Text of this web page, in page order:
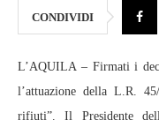
CONDIVIDI
L’AQUILA – Firmati i
l’attuazione della L.R.
rifiuti”. Il Presidente